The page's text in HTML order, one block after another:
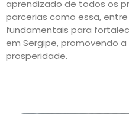
aprendizado de todos os
parcerias como essa, entre
fundamentais para
em Sergipe, promovendo
prosperidade.